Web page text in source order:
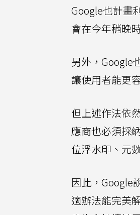
Google也計畫
會在今年稍晚
另外，Google
讓使用者能更
但上述作法依
應商也必須採
位浮水印、元
因此，Google
適辦法能完美